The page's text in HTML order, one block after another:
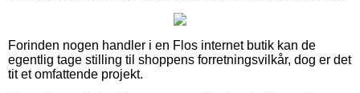
Forinden nogen handler i en Flos internet butik kan de
egentlig tage stilling til shoppens forretningsvilkår, dog er det
tit et omfattende projekt.